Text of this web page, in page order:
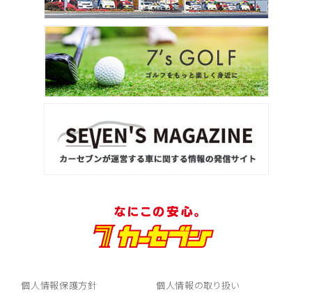
個人情報保護方針 個人情報の取り扱い